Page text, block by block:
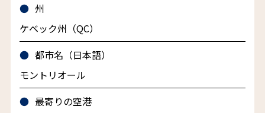
州
ケベック州（QC）
都市名（日本語）
モントリオール
最寄りの空港